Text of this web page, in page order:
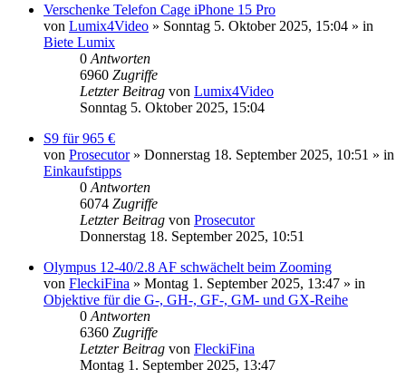
Verschenke Telefon Cage iPhone 15 Pro
von Lumix4Video » Sonntag 5. Oktober 2025, 15:04 » in
Biete Lumix
0 Antworten
6960 Zugriffe
Letzter Beitrag von Lumix4Video
Sonntag 5. Oktober 2025, 15:04
S9 für 965 €
von Prosecutor» Donnerstag 18. September 2025, 10:51 » in
Einkaufstipps
0 Antworten
6074 Zugriffe
Letzter Beitrag von Prosecutor
Donnerstag 18. September 2025, 10:51
Olympus 12-40/2.8 AF schwächelt beim Zooming
von FleckiFina » Montag 1. September 2025, 13:47 » in
Objektive für die G-, GH-, GF-, GM- und GX-Reihe
0 Antworten
6360 Zugriffe
Letzter Beitrag von FleckiFina
Montag 1. September 2025, 13:47